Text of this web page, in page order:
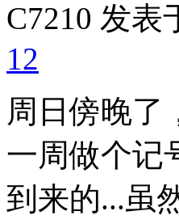
C7210 发表
12
周日傍晚了
一周做个记
到来的...虽